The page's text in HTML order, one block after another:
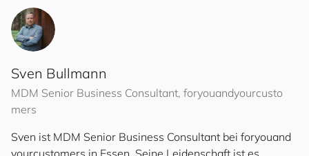
Sven Bullmann
MDM Senior Business Consultant, foryouandyourcusto
mers
Sven ist MDM Senior Business Consultant bei foryouand
yourcustomers in Essen. Seine Leidenschaft ist es,